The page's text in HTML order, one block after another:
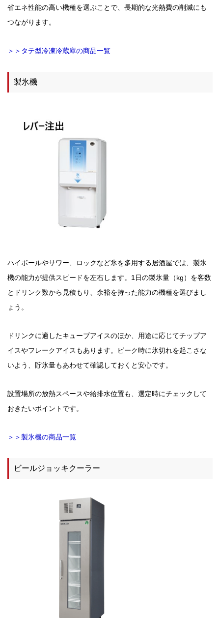
省エネ性能の高い機種を選ぶことで、長期的な光熱費の削減にも
つながります。
＞＞タテ型冷凍冷蔵庫の商品一覧
製氷機
ハイボールやサワー、ロックなど氷を多用する居酒屋では、製氷
機の能力が提供スピードを左右します。1日の製氷量（kg）を客数
とドリンク数から見積もり、余裕を持った能力の機種を選びまし
ょう。
ドリンクに適したキューブアイスのほか、用途に応じてチップア
イスやフレークアイスもあります。ピーク時に氷切れを起こさな
いよう、貯氷量もあわせて確認しておくと安心です。
設置場所の放熱スペースや給排水位置も、選定時にチェックして
おきたいポイントです。
＞＞製氷機の商品一覧
ビールジョッキクーラー